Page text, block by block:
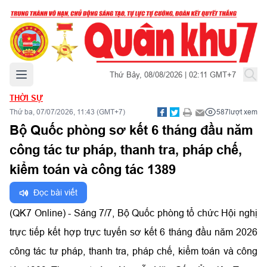
Mở menu chính Thứ Bảy, 08/08/2026 | 02:11 GMT+7
THỜI SỰ
Thứ ba, 07/07/2026, 11:43 (GMT+7) 587lượt xem
Bộ Quốc phòng sơ kết 6 tháng đầu năm
công tác tư pháp, thanh tra, pháp chế,
kiểm toán và công tác 1389
Đọc bài viết
(QK7 Online) - Sáng 7/7, Bộ Quốc phòng tổ chức Hội nghị
trực tiếp kết hợp trực tuyến sơ kết 6 tháng đầu năm 2026
công tác tư pháp, thanh tra, pháp chế, kiểm toán và công